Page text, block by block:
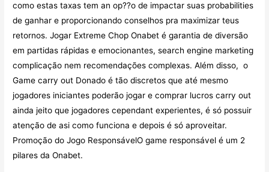
como estas taxas tem an op??o de impactar suas probabilities
de ganhar e proporcionando conselhos pra maximizar teus
retornos. Jogar Extreme Chop Onabet é garantia de diversão
em partidas rápidas e emocionantes, search engine marketing
complicação nem recomendações complexas. Além disso, o
Game carry out Donado é tão discretos que até mesmo
jogadores iniciantes poderão jogar e comprar lucros carry out
ainda jeito que jogadores cependant experientes, é só possuir
atenção de asi como funciona e depois é só aproveitar.
Promoção do Jogo ResponsávelO game responsável é um 2
pilares da Onabet.